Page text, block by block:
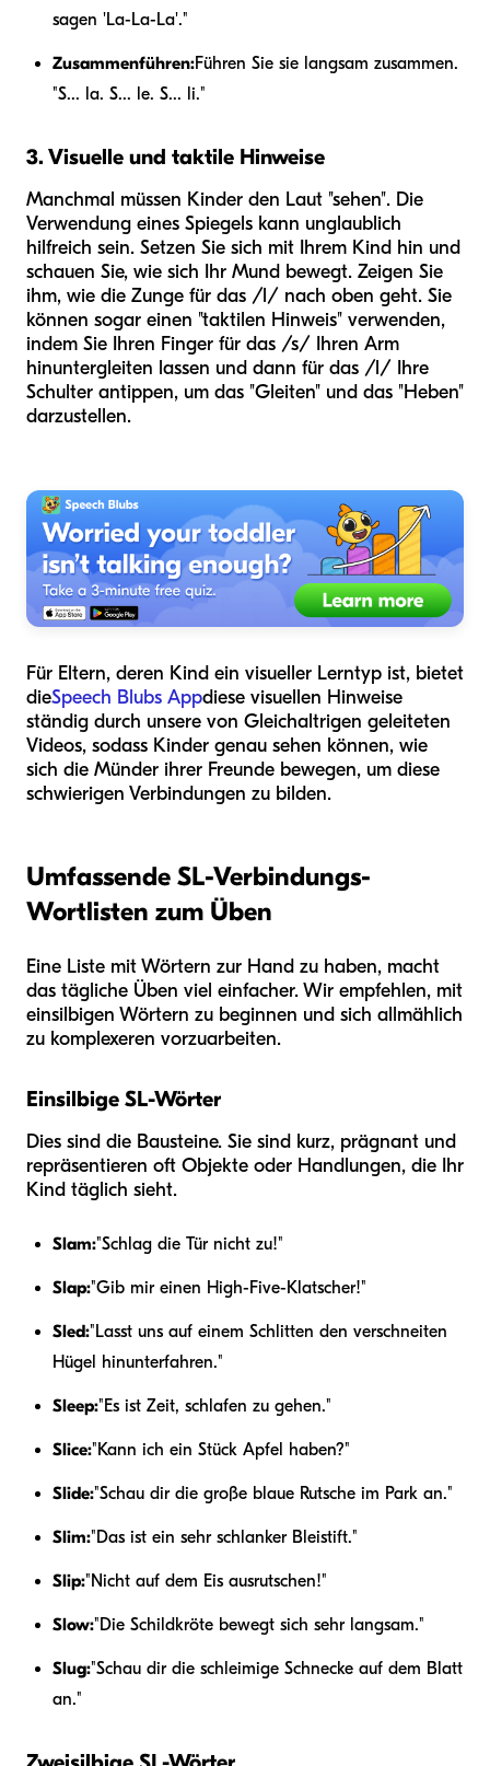
sagen 'La-La-La'."
Zusammenführen:Führen Sie sie langsam zusammen.
"S... la. S... le. S... li."
3. Visuelle und taktile Hinweise
Manchmal müssen Kinder den Laut "sehen". Die
Verwendung eines Spiegels kann unglaublich
hilfreich sein. Setzen Sie sich mit Ihrem Kind hin und
schauen Sie, wie sich Ihr Mund bewegt. Zeigen Sie
ihm, wie die Zunge für das /l/ nach oben geht. Sie
können sogar einen "taktilen Hinweis" verwenden,
indem Sie Ihren Finger für das /s/ Ihren Arm
hinuntergleiten lassen und dann für das /l/ Ihre
Schulter antippen, um das "Gleiten" und das "Heben"
darzustellen.
Für Eltern, deren Kind ein visueller Lerntyp ist, bietet
dieSpeech Blubs Appdiese visuellen Hinweise
ständig durch unsere von Gleichaltrigen geleiteten
Videos, sodass Kinder genau sehen können, wie
sich die Münder ihrer Freunde bewegen, um diese
schwierigen Verbindungen zu bilden.
Umfassende SL-Verbindungs-
Wortlisten zum Üben
Eine Liste mit Wörtern zur Hand zu haben, macht
das tägliche Üben viel einfacher. Wir empfehlen, mit
einsilbigen Wörtern zu beginnen und sich allmählich
zu komplexeren vorzuarbeiten.
Einsilbige SL-Wörter
Dies sind die Bausteine. Sie sind kurz, prägnant und
repräsentieren oft Objekte oder Handlungen, die Ihr
Kind täglich sieht.
Slam:"Schlag die Tür nicht zu!"
Slap:"Gib mir einen High-Five-Klatscher!"
Sled:"Lasst uns auf einem Schlitten den verschneiten
Hügel hinunterfahren."
Sleep:"Es ist Zeit, schlafen zu gehen."
Slice:"Kann ich ein Stück Apfel haben?"
Slide:"Schau dir die große blaue Rutsche im Park an."
Slim:"Das ist ein sehr schlanker Bleistift."
Slip:"Nicht auf dem Eis ausrutschen!"
Slow:"Die Schildkröte bewegt sich sehr langsam."
Slug:"Schau dir die schleimige Schnecke auf dem Blatt
an."